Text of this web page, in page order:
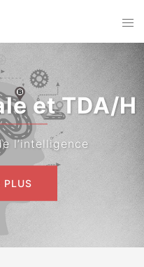
et TDA/H
l’intelligence
PLUS